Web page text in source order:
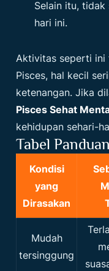
Selain itu, tidak
hari ini.
Aktivitas seperti ini
Pisces, hal kecil
ketenangan. Jika
Pisces Sehat
kehidupan sehari-
Tabel
Kondisi
yang
Dirasakan
Mudah
tersinggung